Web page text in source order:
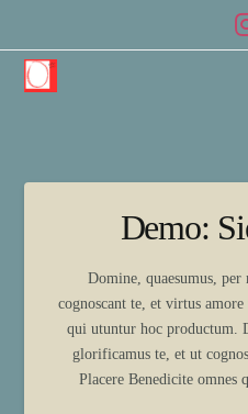
Demo:
Domine, quaesumus,
cognoscant te, et virtus
qui utuntur hoc productum.
glorificamus te, et ut
Placere Benedicite omnes